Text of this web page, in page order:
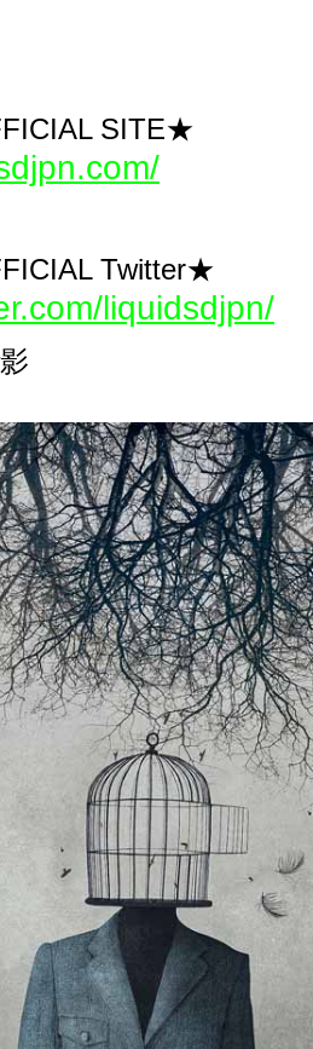
SITE★
Twitter★
liquidsdjpn/